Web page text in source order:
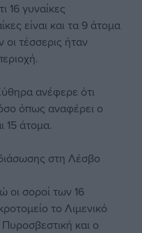
16 γυναίκες
είναι και τα 9 άτομα
τέσσερις ήταν
ανέφερε ότι
όπως αναφέρει ο
15 άτομα.
στη Λέσβο
οι σοροί των 16
το Λιμενικό
και ο